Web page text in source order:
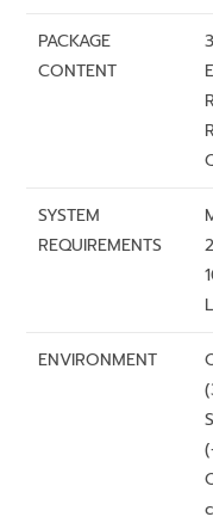
PACKAGE
CONTENT
SYSTEM
REQUIREMENTS
ENVIRONMENT